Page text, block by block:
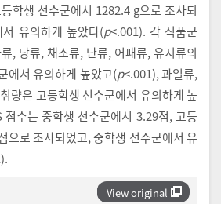
학생 선수군에서 1282.4 g으로 조사되
유의하게 높았다(p<.001). 각 식품군
, 당류, 채소류, 난류, 어패류, 유지류의
에서 유의하게 높았고(p<.001), 과일류,
량은 고등학생 선수군에서 유의하게 높
점수는 중학생 선수군에서 3.29점, 고등
으로 조사되었고, 중학생 선수군에서 유
View original